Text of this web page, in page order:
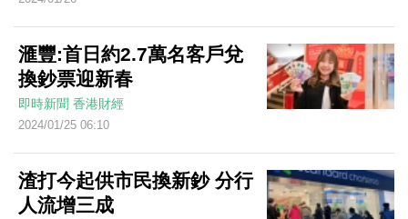
滙豐:首日約2.7萬名客戶兌
換鈔票迎新春
即時新聞 香港財經
2024/01/25 06:10
渣打今起供市民換新鈔 分行
人流增三成